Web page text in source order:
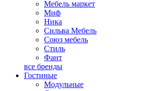
Мебель маркет
Миф
Ника
Сильва Мебель
Союз мебель
Стиль
Фант
все бренды
Гостиные
Модульные